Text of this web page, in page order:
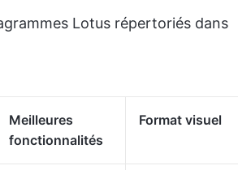
Lotus répertoriés dans
Meilleures
fonctionnalités
Format visuel